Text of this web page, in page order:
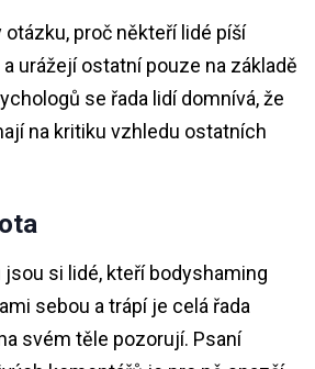
proč někteří lidé píší
urážejí ostatní pouze na základě
se řada lidí domnívá, že
na kritiku vzhledu ostatních
si lidé, kteří bodyshaming
sebou a trápí je celá řada
svém těle pozorují. Psaní